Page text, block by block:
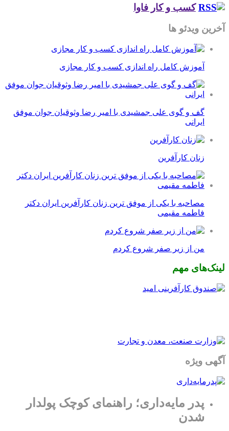
کسب و کار فاوا
آخرین ویدئو ها
آموزش کامل راه اندازی کسب و کار مجازی
گف و گوی علی جمشیدی با امیر رضا وثوقیان جوان موفق
ایرانی
زنان کارآفرین
مصاحبه با یکی از موفق ترین زنان کارآفرین ایران دکتر
فاطمه مقیمی
من از زیر صفر شروع کردم
لینک‌های مهم
آگهی ویژه
پدر مایه‌داری؛ راهنمای کوچک پولدار
شدن